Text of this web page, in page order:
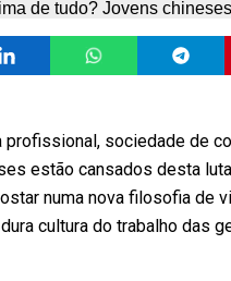
profissional, sociedade de
estão cansados desta
numa nova filosofia de
cultura do trabalho das